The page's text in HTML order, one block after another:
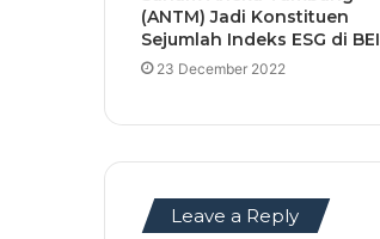
(ANTM) Jadi Konstituen
Sejumlah Indeks ESG di BEI
23 December 2022
Leave a Reply